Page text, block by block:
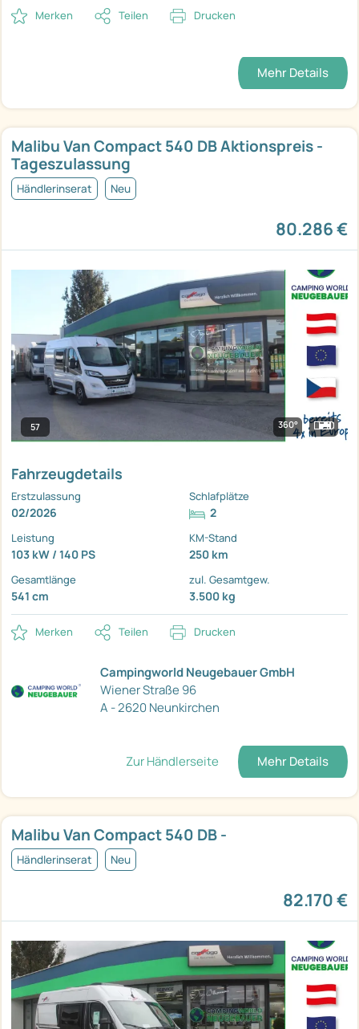
Merken Teilen Drucken
Mehr Details
Malibu Van Compact 540 DB Aktionspreis -
Tageszulassung
Händlerinserat Neu
80.286 €
57 360°
Fahrzeugdetails
Erstzulassung
02/2026
Schlafplätze
2
Leistung
103 kW / 140 PS
KM-Stand
250 km
Gesamtlänge
541 cm
zul. Gesamtgew.
3.500 kg
Merken Teilen Drucken
Campingworld Neugebauer GmbH
Wiener Straße 96
A - 2620 Neunkirchen
Zur Händlerseite Mehr Details
Malibu Van Compact 540 DB -
Händlerinserat Neu
82.170 €